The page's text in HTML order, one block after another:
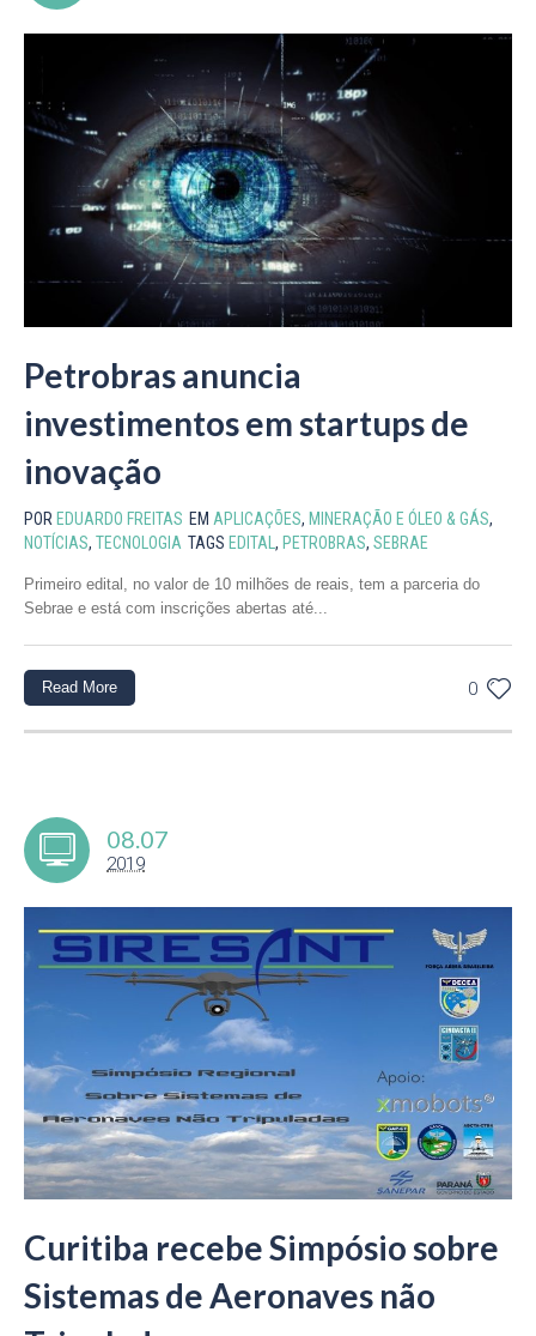
Petrobras anuncia
investimentos em startups de
inovação
POR EDUARDO FREITAS EM APLICAÇÕES, MINERAÇÃO E ÓLEO & GÁS,
NOTÍCIAS, TECNOLOGIA TAGS EDITAL , PETROBRAS, SEBRAE
Primeiro edital, no valor de 10 milhões de reais, tem a parceria do
Sebrae e está com inscrições abertas até...
0
Read More
08.07
2019
Curitiba recebe Simpósio sobre
Sistemas de Aeronaves não